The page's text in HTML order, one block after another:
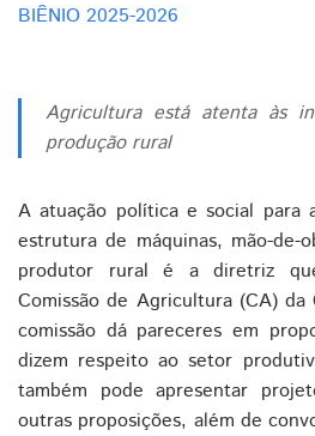
BIÊNIO 2025-2026
Agricultura está atenta às
produção rural
A atuação política e social para
estrutura de máquinas, mão-de-
produtor rural é a diretriz
Comissão de Agricultura (CA) da
comissão dá pareceres em
dizem respeito ao setor
também pode apresentar
outras proposições, além de